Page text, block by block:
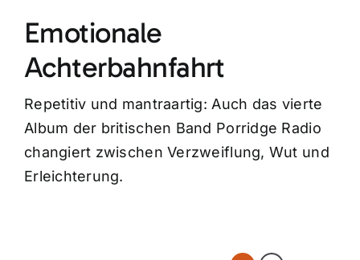
Emotionale
Achterbahnfahrt
Repetitiv und mantraartig: Auch das vierte
Album der britischen Band Porridge Radio
changiert zwischen Verzweiflung, Wut und
Erleichterung.